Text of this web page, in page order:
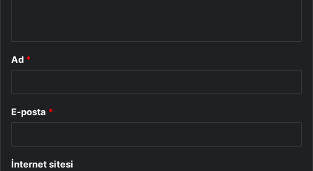
Ad *
E-posta *
İnternet sitesi